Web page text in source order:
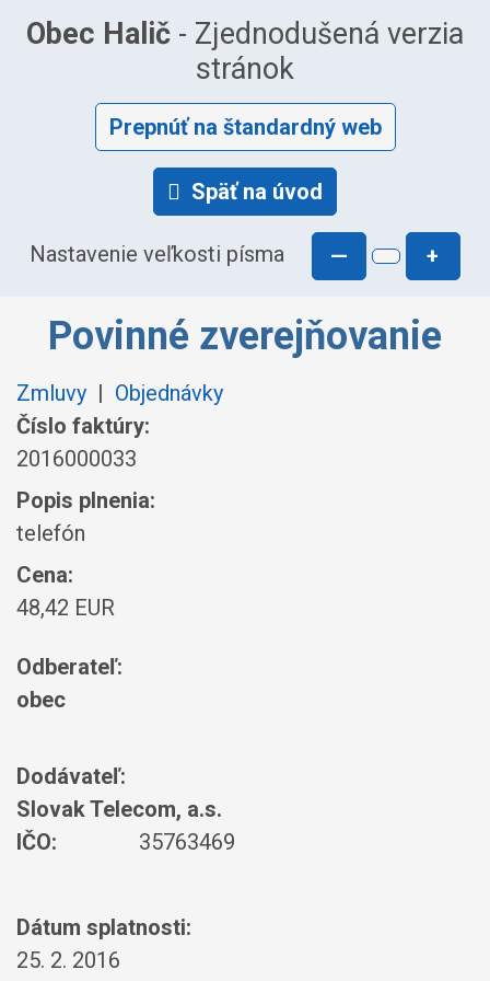
Obec Halič - Zjednodušená verzia
stránok
Prepnúť na štandardný web
Späť na úvod
Nastavenie veľkosti písma — +
Povinné zverejňovanie
Zmluvy | Objednávky
Číslo faktúry:
2016000033
Popis plnenia:
telefón
Cena:
48,42 EUR
Odberateľ:
obec
Dodávateľ:
Slovak Telecom, a.s.
IČO:
35763469
Dátum splatnosti:
25. 2. 2016